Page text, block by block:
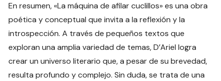
En resumen, «La máquina de afilar cuclillos» es una obra
poética y conceptual que invita a la reflexión y la
introspección. A través de pequeños textos que
exploran una amplia variedad de temas, D’Ariel logra
crear un universo literario que, a pesar de su brevedad,
resulta profundo y complejo. Sin duda, se trata de una